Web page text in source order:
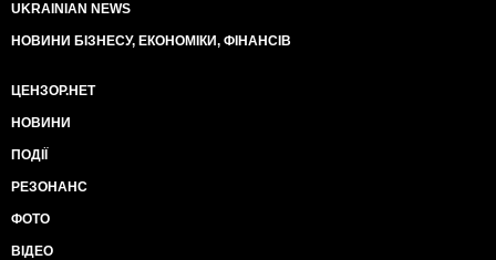
UKRAINIAN NEWS
НОВИНИ БІЗНЕСУ, ЕКОНОМІКИ, ФІНАНСІВ
ЦЕНЗОР.НЕТ
НОВИНИ
ПОДІЇ
РЕЗОНАНС
ФОТО
ВІДЕО